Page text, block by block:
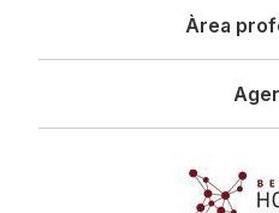
Àrea